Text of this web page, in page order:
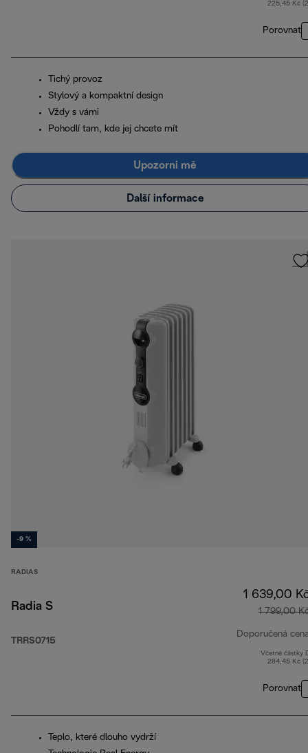
225,45 Kč
Porovnat
Tichý provoz
Stylový a kompaktní design
Vždy s vámi
Pohodlí tam, kde jej chcete mít
Upozorni mě
Další informace
-9 %
RADIAS
Radia S
TRRS0715
1 639,00
1 799,00
Doporučená
Včetně částky
284,45 Kč
Porovnat
Teplo, které dlouho vydrží